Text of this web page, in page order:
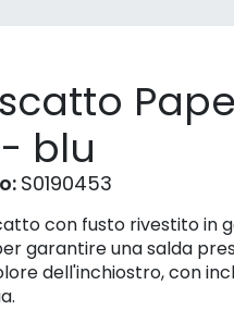
blu
S0190453
con fusto rivestito in
garantire una salda
dell'inchiostro, con